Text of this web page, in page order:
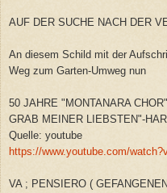
AUF DER SUCHE NACH DER
An diesem Schild mit der
Weg zum Garten-Umweg nun
50 JAHRE "MONTANARA
GRAB MEINER LIEBSTEN"-
Quelle: youtube
https://www.youtube.com/
VA ; PENSIERO (